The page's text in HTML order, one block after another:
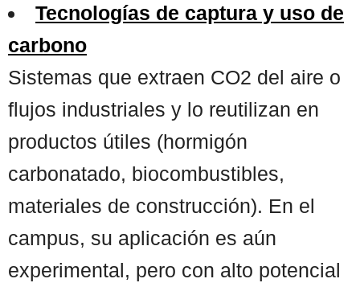
Tecnologías de captura y uso de
carbono
Sistemas que extraen CO2 del aire o
flujos industriales y lo reutilizan en
productos útiles (hormigón
carbonatado, biocombustibles,
materiales de construcción). En el
campus, su aplicación es aún
experimental, pero con alto potencial